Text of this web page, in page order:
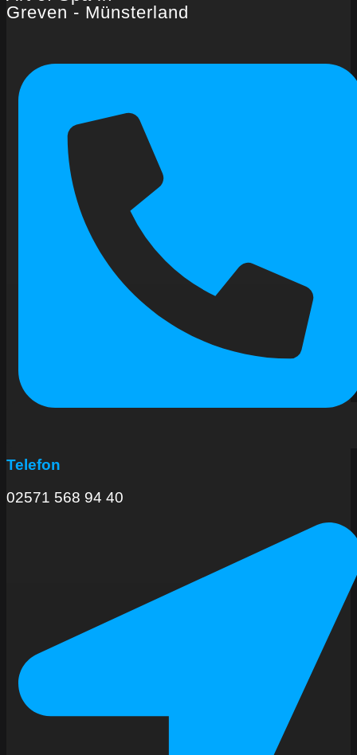
Greven - Münsterland
Telefon
02571 568 94 40